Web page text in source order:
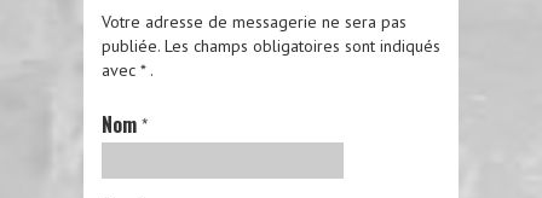
Votre adresse de messagerie ne sera pas
publiée. Les champs obligatoires sont indiqués
avec * .
Nom *